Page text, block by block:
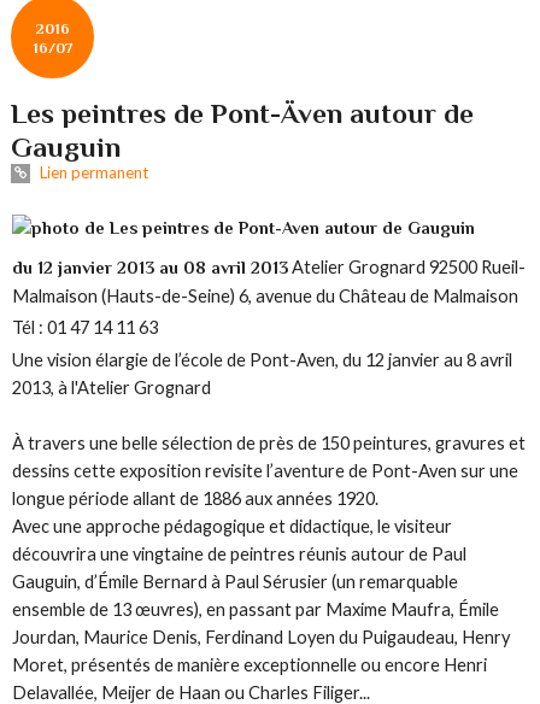
2016
16/07
Les peintres de Pont-Även autour de
Gauguin
Lien permanent
du 12 janvier 2013 au 08 avril 2013Atelier Grognard92500 Rueil-
Malmaison (Hauts-de-Seine) 6, avenue du Château de Malmaison
Tél : 01 47 14 11 63
Une vision élargie de l’école de Pont-Aven, du 12 janvier au 8 avril
2013, à l'Atelier Grognard
À travers une belle sélection de près de 150 peintures, gravures et
dessins cette exposition revisite l’aventure de Pont-Aven sur une
longue période allant de 1886 aux années 1920.
Avec une approche pédagogique et didactique, le visiteur
découvrira une vingtaine de peintres réunis autour de Paul
Gauguin, d’Émile Bernard à Paul Sérusier (un remarquable
ensemble de 13 œuvres), en passant par Maxime Maufra, Émile
Jourdan, Maurice Denis, Ferdinand Loyen du Puigaudeau, Henry
Moret, présentés de manière exceptionnelle ou encore Henri
Delavallée, Meijer de Haan ou Charles Filiger...